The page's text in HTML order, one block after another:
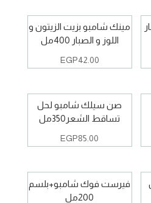
مينك شامبو بزيت الزيتون و
اللوز و الصبار 400مل
EGP42.00
صن سيلك شامبو لحل
تساقط الشعر350مل
EGP85.00
فيرست فوك شامبو+بلسم
200مل